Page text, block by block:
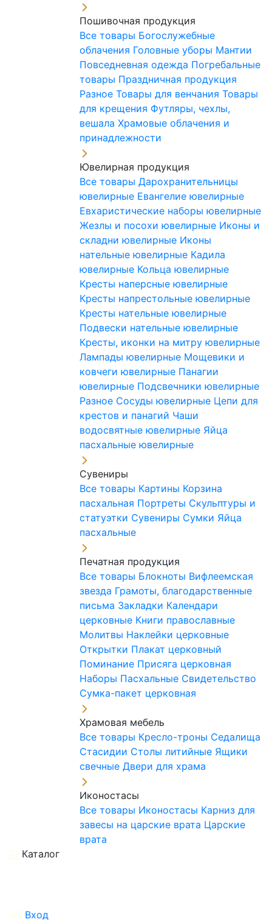
Пошивочная продукция
Все товары Богослужебные
облачения Головные уборы Мантии
Повседневная одежда Погребальные
товары Праздничная продукция
Разное Товары для венчания Товары
для крещения Футляры, чехлы,
вешала Храмовые облачения и
принадлежности
Ювелирная продукция
Все товары Дарохранительницы
ювелирные Евангелие ювелирные
Евхаристические наборы ювелирные
Жезлы и посохи ювелирные Иконы и
складни ювелирные Иконы
нательные ювелирные Кадила
ювелирные Кольца ювелирные
Кресты наперсные ювелирные
Кресты напрестольные ювелирные
Кресты нательные ювелирные
Подвески нательные ювелирные
Кресты, иконки на митру ювелирные
Лампады ювелирные Мощевики и
ковчеги ювелирные Панагии
ювелирные Подсвечники ювелирные
Разное Сосуды ювелирные Цепи для
крестов и панагий Чаши
водосвятные ювелирные Яйца
пасхальные ювелирные
Сувениры
Все товары Картины Корзина
пасхальная Портреты Скульптуры и
статуэтки Сувениры Сумки Яйца
пасхальные
Печатная продукция
Все товары Блокноты Вифлеемская
звезда Грамоты, благодарственные
письма Закладки Календари
церковные Книги православные
Молитвы Наклейки церковные
Открытки Плакат церковный
Поминание Присяга церковная
Наборы Пасхальные Свидетельство
Сумка-пакет церковная
Храмовая мебель
Все товары Кресло-троны Седалища
Стасидии Столы литийные Ящики
свечные Двери для храма
Иконостасы
Все товары Иконостасы Карниз для
завесы на царские врата Царские
врата
Каталог
Вход